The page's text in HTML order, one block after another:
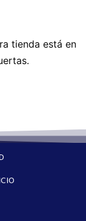
tienda está en